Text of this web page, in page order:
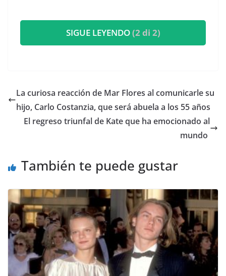
SIGUE LEYENDO(2 di 2)
​La curiosa reacción de Mar Flores al comunicarle su
hijo, Carlo Costanzia, que será abuela a los 55 años
​El regreso triunfal de Kate que ha emocionado al
mundo
También te puede gustar